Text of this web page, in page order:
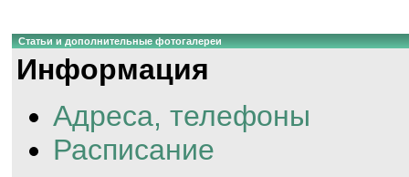
Статьи и дополнительные фотогалереи
Информация
Адреса, телефоны
Расписание